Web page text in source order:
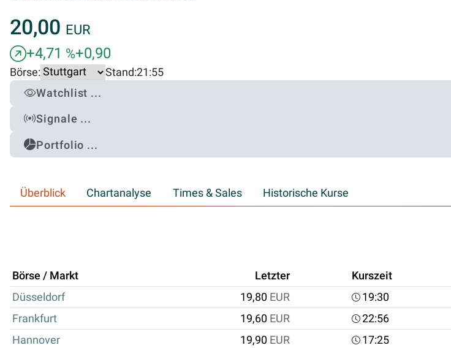
20,00 EUR
+4,71 %+0,90
Börse: Stand:21:55
Watchlist ...
Signale ...
Portfolio ...
Überblick Chartanalyse Times & Sales Historische Kurse
Börse / Markt Letzter Kurszeit
Düsseldorf
19,80 EUR
19:30
Frankfurt
19,60 EUR
22:56
Hannover
19,90 EUR
17:25